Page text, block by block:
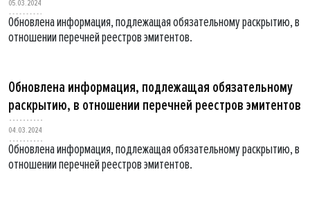
05.03.2024
Обновлена информация, подлежащая обязательному раскрытию, в
отношении перечней реестров эмитентов.
Обновлена информация, подлежащая обязательному
раскрытию, в отношении перечней реестров эмитентов
04.03.2024
Обновлена информация, подлежащая обязательному раскрытию, в
отношении перечней реестров эмитентов.